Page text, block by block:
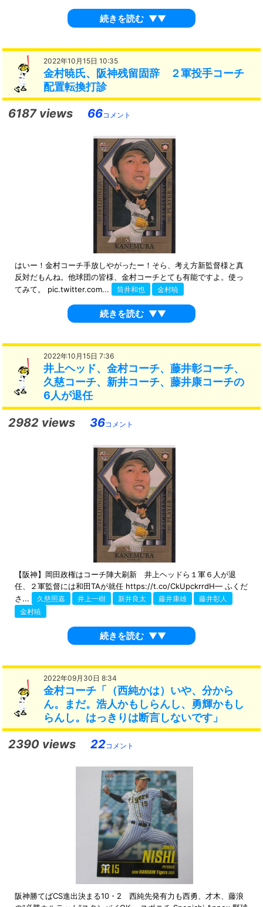
続きを読む ▼▼
2022年10月15日 10:35
金村暁氏、阪神残留固辞 ２軍投手コーチ
配置転換打診
6187 views 66コメント
はいー！金村コーチ手放しやがったー！そら、考え方新監督様と真
反対だもんね。他球団の皆様、金村コーチとても有能ですよ。使っ
てみて。 pic.twitter.com...
筒井和也 金村暁
続きを読む ▼▼
2022年10月15日 7:36
井上ヘッド、金村コーチ、藤井彰コーチ、
久慈コーチ、新井コーチ、藤井康コーチの
6人が退任
2982 views 36コメント
【阪神】岡田政権はコーチ陣大刷新 井上ヘッドら１軍６人が退
任、２軍監督には和田TAが就任 https://t.co/CkUpckrrdH— ふくだ
さ...
久慈照嘉 井上一樹 新井良太 藤井康雄
藤井彰人
金村暁
続きを読む ▼▼
2022年09月30日 8:34
金村コーチ「（西純かは）いや、分から
ん。まだ。浩人かもしらんし、勇輝かもし
らんし。はっきりは断言しないです」
2390 views 22コメント
阪神勝てばCS進出決まる10・2 西純先発有力も西勇、才木、藤浪